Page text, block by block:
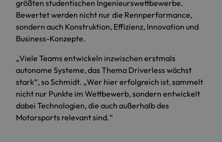
größten studentischen Ingenieurswettbewerbe.
Bewertet werden nicht nur die Rennperformance,
sondern auch Konstruktion, Effizienz, Innovation und
Business-Konzepte.
„Viele Teams entwickeln inzwischen erstmals
autonome Systeme, das Thema Driverless wächst
stark“, so Schmidt. „Wer hier erfolgreich ist, sammelt
nicht nur Punkte im Wettbewerb, sondern entwickelt
dabei Technologien, die auch außerhalb des
Motorsports relevant sind.“